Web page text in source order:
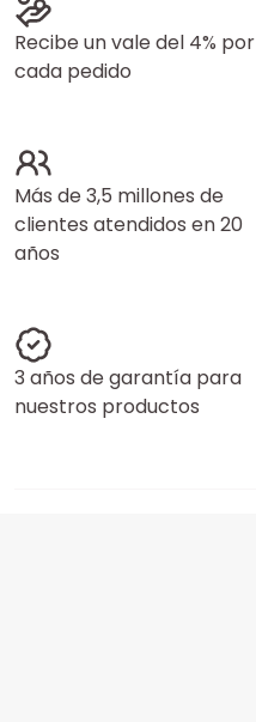
Recibe un vale del 4% por
cada pedido
Más de 3,5 millones de
clientes atendidos en 20
años
3 años de garantía para
nuestros productos